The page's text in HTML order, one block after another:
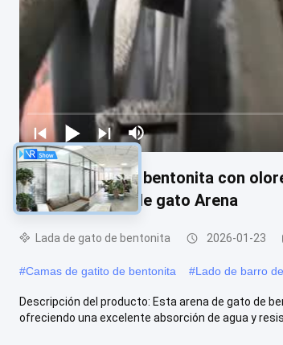
Lada de gato de bentonita con
naturales Lada de gato Arena
Lada de gato de bentonita 2026-01-23
#Camas de gatito de bentonita #Lado de barro
Descripción del producto: Esta arena de gato de
ofreciendo una excelente absorción de agua y